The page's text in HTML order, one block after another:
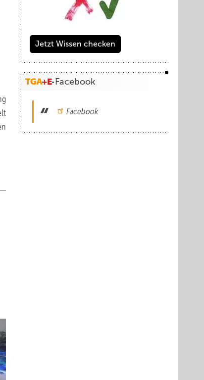
Jetzt Wissen checken
Facebook
Facebook